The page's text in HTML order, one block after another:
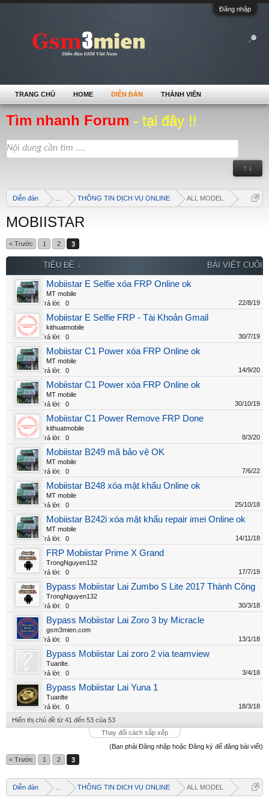
Đăng nhập
Tìm nhanh Forum - tại đây !!
↑ ↓
Diễn đàn THÔNG TIN DỊCH VỤ ONLINE ALL MODEL
MOBIISTAR
< Trước 1 2 3
TIÊU ĐỀ ↓ BÀI VIẾT CUỐI
Mobiistar E Selfie xóa FRP Online ok
MT mobile
Trả lời:
0 22/8/19
Mobiistar E Selfie FRP - Tài Khoản Gmail
kithuatmobile
Trả lời:
0 30/7/19
Mobiistar C1 Power xóa FRP Online ok
MT mobile
Trả lời:
0 14/9/20
Mobiistar C1 Power xóa FRP Online ok
MT mobile
Trả lời:
0 30/10/19
Mobiistar C1 Power Remove FRP Done
kithuatmobile
Trả lời:
0 8/3/20
Mobiistar B249 mã bảo vệ OK
MT mobile
Trả lời:
0 7/6/22
Mobiistar B248 xóa mật khẩu Online ok
MT mobile
Trả lời:
0 25/10/18
Mobiistar B242i xóa mật khẩu repair imei Online ok
MT mobile
Trả lời:
0 14/11/18
FRP Mobiistar Prime X Grand
TrongNguyen132
Trả lời:
0 17/7/19
Bypass Mobiistar Lai Zumbo S Lite 2017 Thành Công
TrongNguyen132
Trả lời:
0 30/3/18
Bypass Mobiistar Lai Zoro 3 by Micracle
gsm3mien.com
Trả lời:
0 13/1/18
Bypass Mobiistar Lai zoro 2 via teamview
Tuanlte.
Trả lời:
0 3/4/18
Bypass Mobiistar Lai Yuna 1
Tuanlte
Trả lời:
0
18/3/18
Hiển thị chủ đề từ 41 đến 53 của 53
Thay đổi cách sắp xếp
(Bạn phải Đăng nhập hoặc Đăng ký để đăng bài viết)
< Trước
1 2 3
Diễn đàn THÔNG TIN DỊCH VỤ ONLINE ALL MODEL
TRANG CHỦ HOME DIỄN ĐÀN THÀNH VIÊN